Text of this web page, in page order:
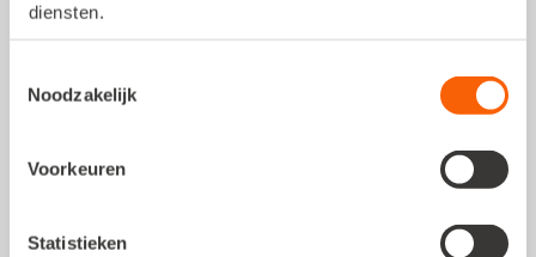
diensten.
Noodzakelijk
Voorkeuren
Statistieken